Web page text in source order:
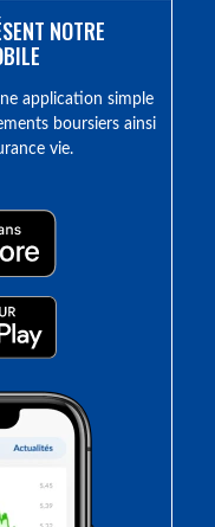
NOTRE
application simple
boursiers ainsi
vie.